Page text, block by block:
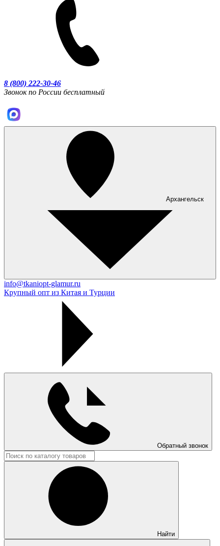
8 (800) 222-30-46
Звонок по России бесплатный
Архангельск
info@tkaniopt-glamur.ru
Крупный опт из Китая и Турции
Обратный звонок
Найти